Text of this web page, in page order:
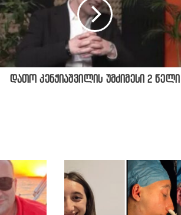
დათო კენჭიაშვილის უმძიმესი 2 წელი